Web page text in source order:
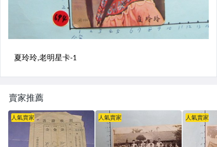
賣家推薦
人氣賣家 人氣賣家 人氣賣家